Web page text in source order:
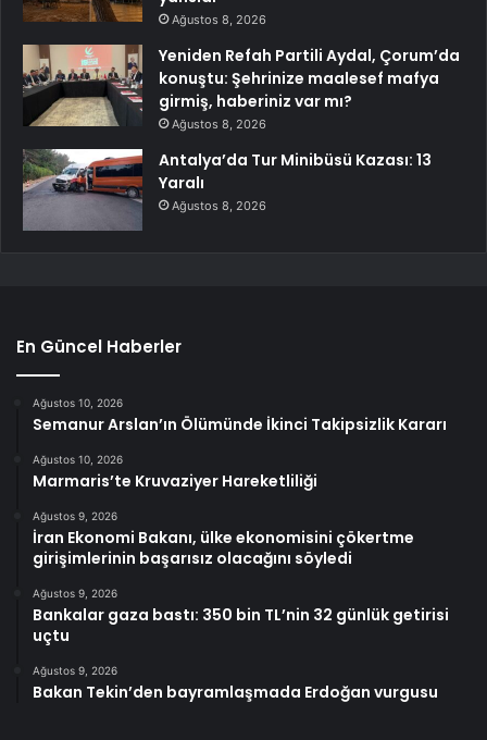
Ağustos 8, 2026
Yeniden Refah Partili Aydal, Çorum’da
konuştu: Şehrinize maalesef mafya
girmiş, haberiniz var mı?
Ağustos 8, 2026
Antalya’da Tur Minibüsü Kazası: 13
Yaralı
Ağustos 8, 2026
En Güncel Haberler
Ağustos 10, 2026
Semanur Arslan’ın Ölümünde İkinci Takipsizlik Kararı
Ağustos 10, 2026
Marmaris’te Kruvaziyer Hareketliliği
Ağustos 9, 2026
İran Ekonomi Bakanı, ülke ekonomisini çökertme
girişimlerinin başarısız olacağını söyledi
Ağustos 9, 2026
Bankalar gaza bastı: 350 bin TL’nin 32 günlük getirisi
uçtu
Ağustos 9, 2026
Bakan Tekin’den bayramlaşmada Erdoğan vurgusu